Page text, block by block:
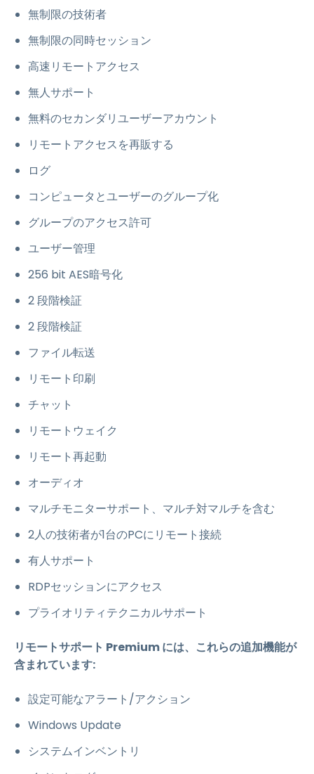
無制限の技術者
無制限の同時セッション
高速リモートアクセス
無人サポート
無料のセカンダリユーザーアカウント
リモートアクセスを再販する
ログ
コンピュータとユーザーのグループ化
グループのアクセス許可
ユーザー管理
256 bit AES暗号化
2 段階検証
2 段階検証
ファイル転送
リモート印刷
チャット
リモートウェイク
リモート再起動
オーディオ
マルチモニターサポート、マルチ対マルチを含む
2人の技術者が1台のPCにリモート接続
有人サポート
RDPセッションにアクセス
プライオリティテクニカルサポート
リモートサポート Premium には、これらの追加機能が
含まれています:
設定可能なアラート/アクション
Windows Update
システムインベントリ